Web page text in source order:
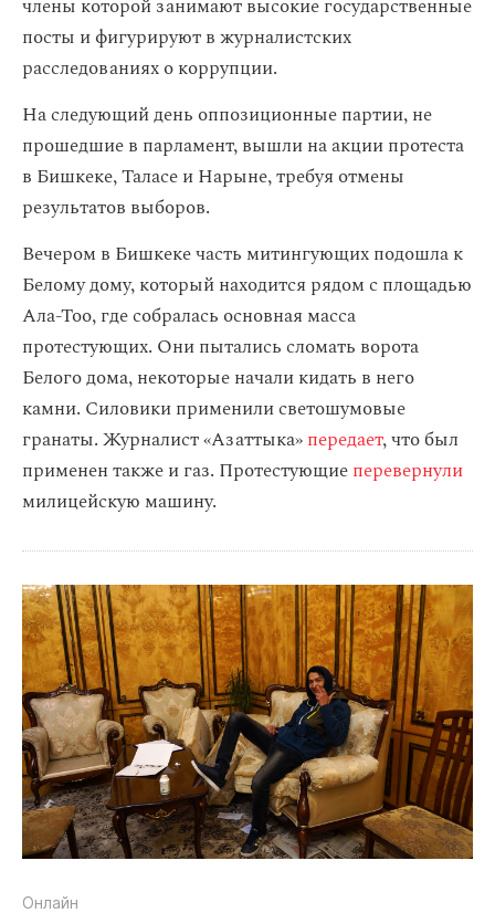
члены которой занимают высокие государственные
посты и фигурируют в журналистских
расследованиях о коррупции.
На следующий день оппозиционные партии, не
прошедшие в парламент, вышли на акции протеста
в Бишкеке, Таласе и Нарыне, требуя отмены
результатов выборов.
Вечером в Бишкеке часть митингующих подошла к
Белому дому, который находится рядом с площадью
Ала-Тоо, где собралась основная масса
протестующих. Они пытались сломать ворота
Белого дома, некоторые начали кидать в него
камни. Силовики применили светошумовые
гранаты. Журналист «Азаттыка»передает, что был
применен также и газ. Протестующиеперевернули
милицейскую машину.
Онлайн